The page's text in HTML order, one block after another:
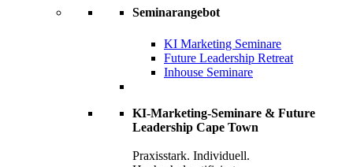
Seminarangebot
KI Marketing Seminare
Future Leadership Retreat
Inhouse Seminare
KI-Marketing-Seminare & Future
Leadership Cape Town
Praxisstark. Individuell.